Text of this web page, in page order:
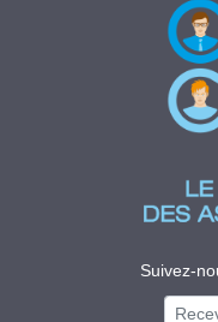
Suivez-